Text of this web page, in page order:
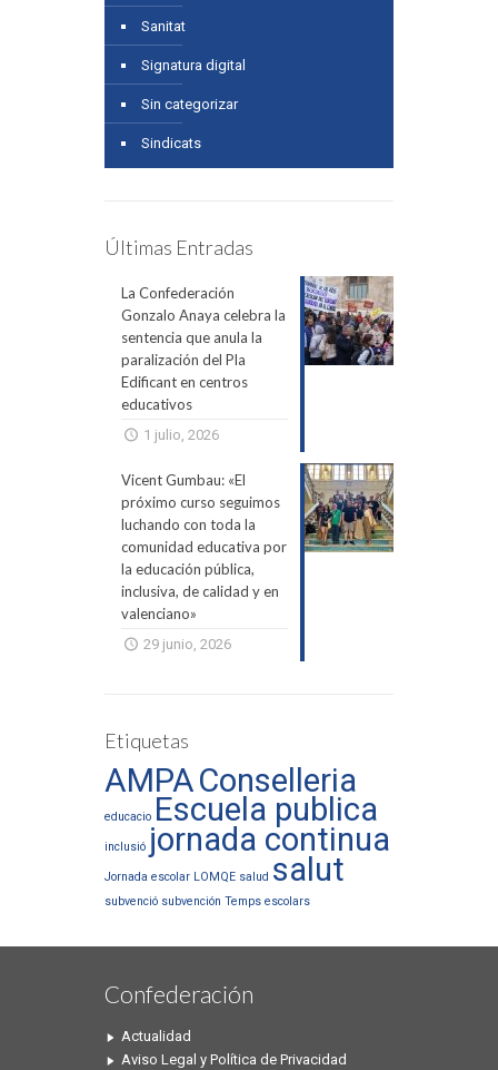
Sanitat
Signatura digital
Sin categorizar
Sindicats
Últimas Entradas
La Confederación
Gonzalo Anaya celebra la
sentencia que anula la
paralización del Pla
Edificant en centros
educativos
1 julio, 2026
Vicent Gumbau: «El
próximo curso seguimos
luchando con toda la
comunidad educativa por
la educación pública,
inclusiva, de calidad y en
valenciano»
29 junio, 2026
Etiquetas
AMPAConselleria
educacio Escuela publica
inclusió jornada continua
Jornada escolar LOMQE salud salut
subvenció subvención Temps escolars
Confederación
Actualidad
Aviso Legal y Política de Privacidad